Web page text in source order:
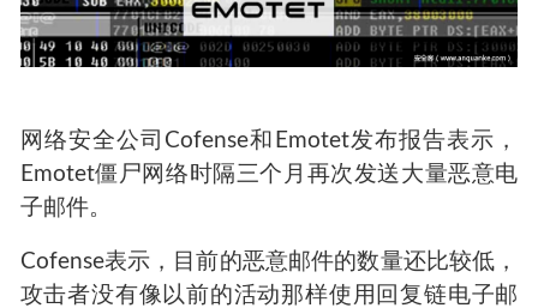
网络安全公司Cofense和Emotet发布报告表示，
Emotet僵尸网络时隔三个月再次发送大量恶意电
子邮件。
Cofense表示，目前的恶意邮件的数量还比较低，
攻击者没有像以前的活动那样使用回复链电子邮